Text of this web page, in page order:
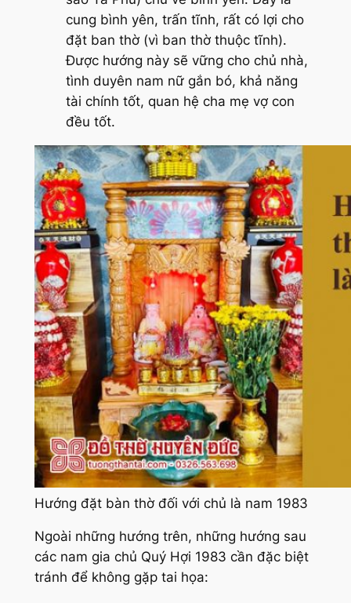
cung bình yên, trấn tĩnh, rất có lợi cho
đặt ban thờ (vì ban thờ thuộc tĩnh).
Được hướng này sẽ vững cho chủ nhà,
tình duyên nam nữ gắn bó, khả năng
tài chính tốt, quan hệ cha mẹ vợ con
đều tốt.
Hướng đặt bàn thờ đối với chủ là nam 1983
Ngoài những hướng trên, những hướng sau
các nam gia chủ Quý Hợi 1983 cần đặc biệt
tránh để không gặp tai họa: